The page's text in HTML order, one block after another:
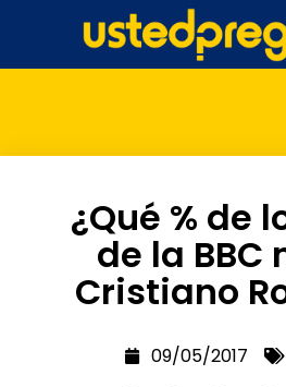
¿Qué % de
de la BBC
Cristiano
09/05/2017